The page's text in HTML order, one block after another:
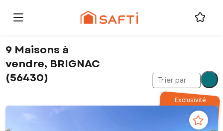
9 Maisons à
vendre, BRIGNAC
(56430)
Trier par
Exclusivité